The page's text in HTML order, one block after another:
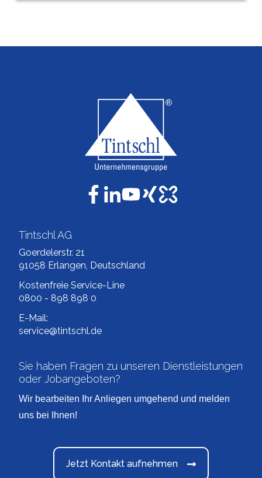
Tintschl AG
Goerdelerstr. 21
91058 Erlangen, Deutschland
Kostenfreie Service-Line
0800 - 898 898 0
E-Mail:
service@tintschl.de
Sie haben Fragen zu unseren Dienstleistungen
oder Jobangeboten?
Wir bearbeiten Ihr Anliegen umgehend und melden
uns bei Ihnen!
Jetzt Kontakt aufnehmen